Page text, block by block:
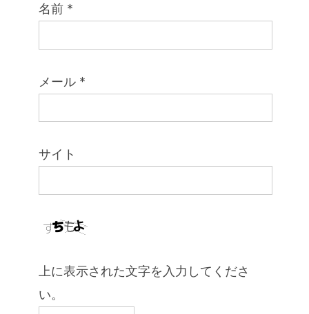
名前 *
メール *
サイト
上に表示された文字を入力してくださ
い。